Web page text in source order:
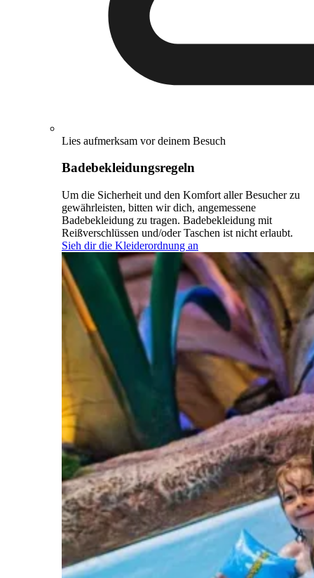
Lies aufmerksam vor deinem Besuch
Badebekleidungsregeln
Um die Sicherheit und den Komfort aller Besucher zu
gewährleisten, bitten wir dich, angemessene
Badebekleidung zu tragen. Badebekleidung mit
Reißverschlüssen und/oder Taschen ist nicht erlaubt.
Sieh dir die Kleiderordnung an